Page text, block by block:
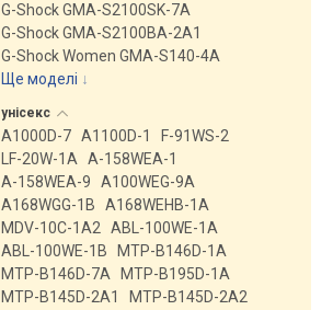
G-Shock GMA-S2100SK-7A
G-Shock GMA-S2100BA-2A1
G-Shock Women GMA-S140-4A
Ще моделі ↓
унісекс
A1000D-7 A1100D-1
F-91WS-2
LF-20W-1A
A-158WEA-1
A-158WEA-9
A100WEG-9A
A168WGG-1B
A168WEHB-1A
MDV-10C-1A2
ABL-100WE-1A
ABL-100WE-1B
MTP-B146D-1A
MTP-B146D-7A
MTP-B195D-1A
MTP-B145D-2A1
MTP-B145D-2A2